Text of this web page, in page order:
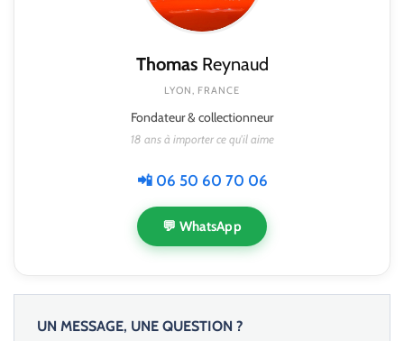
ThomasReynaud
LYON, FRANCE
Fondateur & collectionneur
18 ans à importer ce qu'il aime
📲 06 50 60 70 06
💬 WhatsApp
UN MESSAGE, UNE QUESTION ?